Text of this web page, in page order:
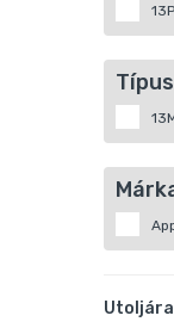
Típus